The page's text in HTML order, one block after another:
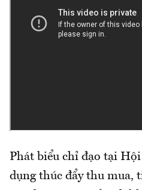
Phát biểu chỉ đạo tại
dụng thúc đẩy thu mua,